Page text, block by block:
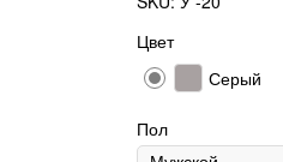
Цвет
Серый
Пол